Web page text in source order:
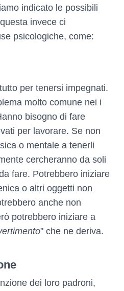
indicato le possibili
invece ci
psicologiche, come:
per tenersi impegnati.
molto comune nei i
bisogno di fare
per lavorare. Se non
o mentale a tenerli
cercheranno da soli
fare. Potrebbero iniziare
o altri oggetti non
anche non
potrebbero iniziare a
" che ne deriva.
dei loro padroni,